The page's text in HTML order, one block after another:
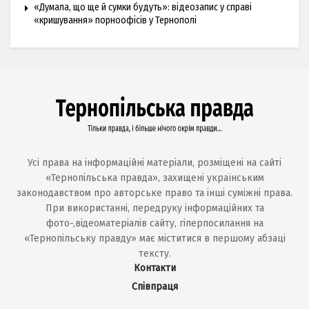
«Думала, що ще й сумки будуть»: відеозапис у справі
«кришування» порноофісів у Тернополі
Усі права на інформаційні матеріали, розміщені на сайті
«Тернопільська правда», захищені українським
законодавством про авторське право та інші суміжні права.
При використанні, передруку інформаційних та
фото-,відеоматеріалів сайту, гіперпосилання на
«Тернопільську правду» має міститися в першому абзаці
тексту.
Контакти
Співпраця